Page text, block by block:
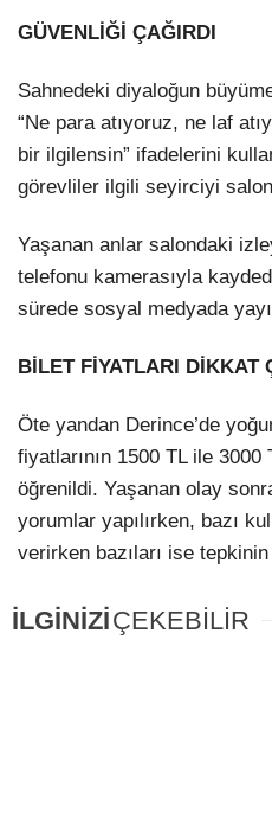
GÜVENLİĞİ ÇAĞIRDI
Sahnedeki diyaloğun
“Ne para atıyoruz, ne laf
bir ilgilensin” ifadelerini
görevliler ilgili seyirciyi salon
Yaşanan anlar salondaki
telefonu kamerasıyla
sürede sosyal medyada
BİLET FİYATLARI DİKKAT
Öte yandan Derince’de
fiyatlarının 1500 TL ile 3000
öğrenildi. Yaşanan olay
yorumlar yapılırken, bazı
verirken bazıları ise
İLGİNİZİÇEKEBİLİR